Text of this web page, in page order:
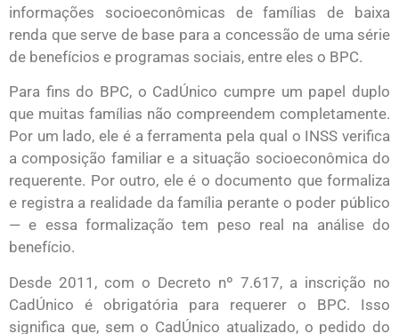
informações socioeconômicas de famílias de baixa
renda que serve de base para a concessão de uma série
de benefícios e programas sociais, entre eles o BPC.
Para fins do BPC, o CadÚnico cumpre um papel duplo
que muitas famílias não compreendem completamente.
Por um lado, ele é a ferramenta pela qual o INSS verifica
a composição familiar e a situação socioeconômica do
requerente. Por outro, ele é o documento que formaliza
e registra a realidade da família perante o poder público
— e essa formalização tem peso real na análise do
benefício.
Desde 2011, com o Decreto nº 7.617, a inscrição no
CadÚnico é obrigatória para requerer o BPC. Isso
significa que, sem o CadÚnico atualizado, o pedido do